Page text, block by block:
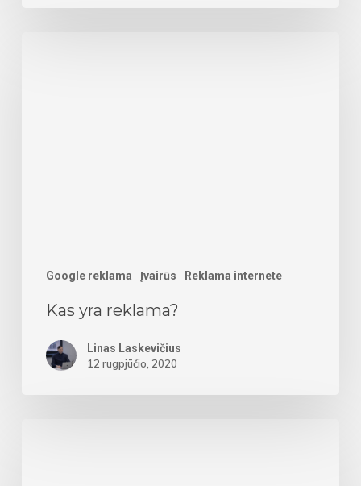
Google reklama Įvairūs Reklama internete
Kas yra reklama?
Linas Laskevičius
12 rugpjūčio, 2020